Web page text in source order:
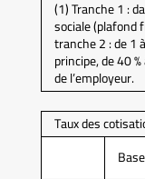
(1) Tranche 1 :
sociale (plafond
tranche 2 : de 1
principe, de 40
de l’employeur.
Taux des